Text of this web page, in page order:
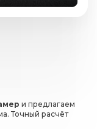
и предлагаем
Точный расчёт